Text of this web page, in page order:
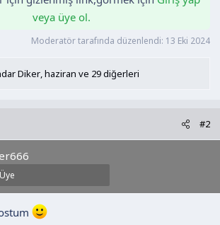
veya üye ol.
Moderatör tarafında düzenlendi: 13 Eki 2024
Diker haziran ve 29 diğerleri
#2